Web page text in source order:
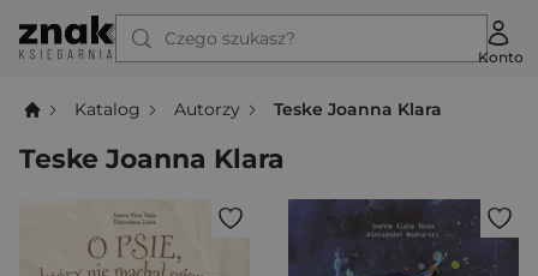
Czego szukasz?
Konto
Katalog Autorzy Teske Joanna Klara
Teske Joanna Klara